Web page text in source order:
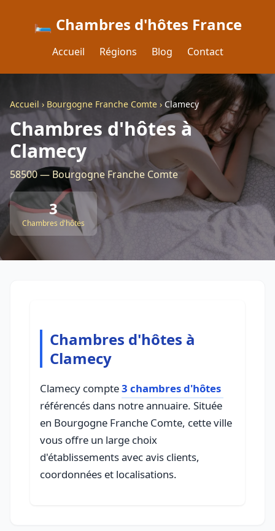
🛏️ Chambres d'hôtes France
Accueil Régions Blog Contact
Accueil › Bourgogne Franche Comte › Clamecy
Chambres d'hôtes à
Clamecy
58500 — Bourgogne Franche Comte
3
Chambres d'hôtes
Chambres d'hôtes à
Clamecy
Clamecy compte3 chambres d'hôtes
référencés dans notre annuaire. Située
en Bourgogne Franche Comte, cette ville
vous offre un large choix
d'établissements avec avis clients,
coordonnées et localisations.